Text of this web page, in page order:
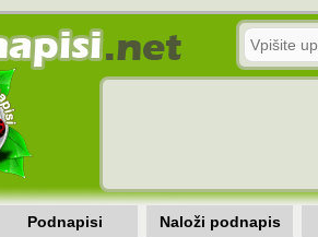
Podnapisi Naloži podnapis